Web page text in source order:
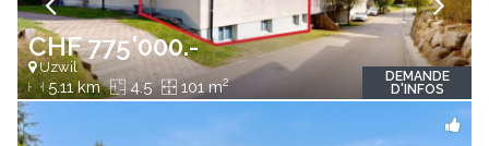
CHF 775'000.-
Uzwil
5.11 km 4.5 101 m2
DEMANDE
D'INFOS